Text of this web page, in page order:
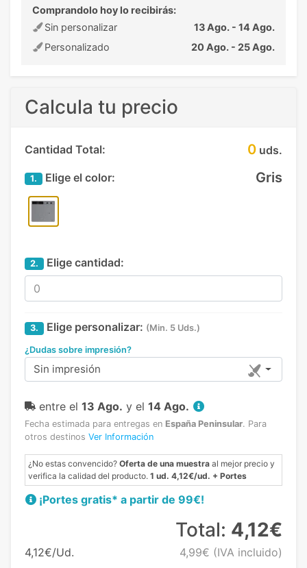
Comprandolo hoy lo recibirás:
Sin personalizar
13 Ago. - 14 Ago.
Personalizado
20 Ago. - 25 Ago.
Calcula tu precio
Cantidad Total: 0 uds.
1. Elige el color: Gris
2. Elige cantidad:
3. Elige personalizar: (Min. 5 Uds.)
¿Dudas sobre impresión?
Sin impresión
entre el 13 Ago. y el 14 Ago.
Fecha estimada para entregas en España Peninsular. Para
otros destinos Ver Información
¿No estas convencido? Oferta de una muestra al mejor precio y
verifica la calidad del producto. 1 ud. 4,12€/ud. + Portes
¡Portes gratis* a partir de 99€!
4,12€/Ud.
Total: 4,12€
4,99€ (IVA incluido)